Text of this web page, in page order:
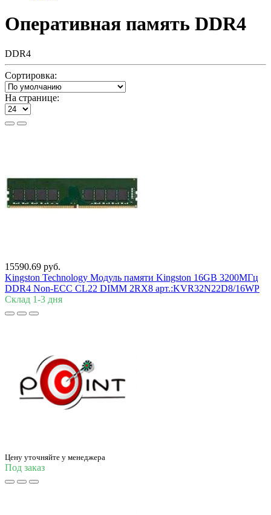
Оперативная память DDR4
DDR4
Сортировка:
На странице:
15590.69 руб.
Kingston Technology Модуль памяти Kingston 16GB 3200МГц
DDR4 Non-ECC CL22 DIMM 2RX8 арт.:KVR32N22D8/16WP
Склад 1-3 дня
Цену уточняйте у менеджера
Под заказ